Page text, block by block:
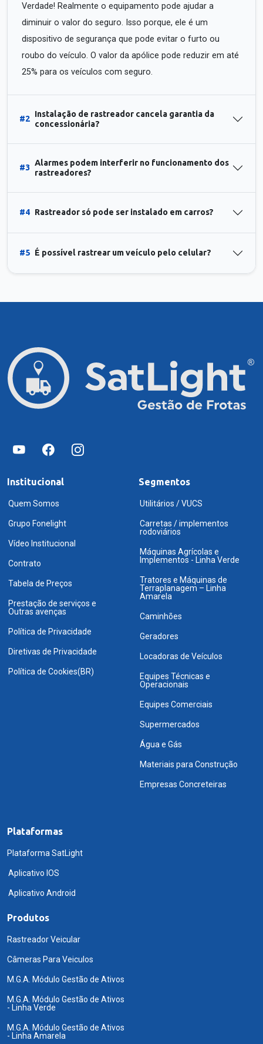
Verdade! Realmente o equipamento pode ajudar a
diminuir o valor do seguro. Isso porque, ele é um
dispositivo de segurança que pode evitar o furto ou
roubo do veículo. O valor da apólice pode reduzir em até
25% para os veículos com seguro.
#2
Instalação de rastreador cancela garantia da
concessionária?
#3
Alarmes podem interferir no funcionamento dos
rastreadores?
#4 Rastreador só pode ser instalado em carros?
#5 É possível rastrear um veículo pelo celular?
Institucional
Quem Somos
Grupo Fonelight
Vídeo Institucional
Contrato
Tabela de Preços
Prestação de serviços e
Outras avenças
Política de Privacidade
Diretivas de Privacidade
Política de Cookies(BR)
Segmentos
Utilitários / VUCS
Carretas / implementos
rodoviários
Máquinas Agrícolas e
Implementos - Linha Verde
Tratores e Máquinas de
Terraplanagem – Linha
Amarela
Caminhões
Geradores
Locadoras de Veículos
Equipes Técnicas e
Operacionais
Equipes Comerciais
Supermercados
Água e Gás
Materiais para Construção
Empresas Concreteiras
Plataformas
Plataforma SatLight
Aplicativo IOS
Aplicativo Android
Produtos
Rastreador Veicular
Câmeras Para Veiculos
M.G.A. Módulo Gestão de Ativos
M.G.A. Módulo Gestão de Ativos
- Linha Verde
M.G.A. Módulo Gestão de Ativos
- Linha Amarela